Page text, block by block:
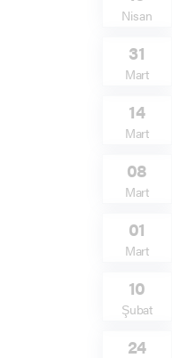
Nisan
31
Mart
14
Mart
08
Mart
01
Mart
10
Şubat
24